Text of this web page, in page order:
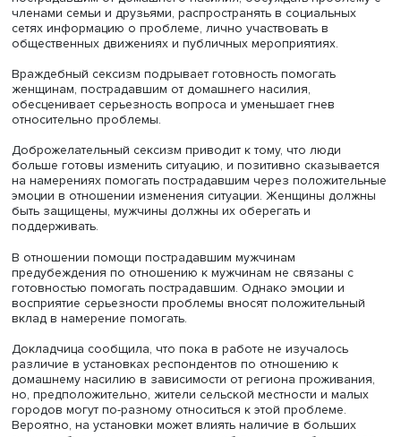
Фото: iStock
Традиционно мужчина рассматривается как добытчик и
защитник семьи, его агрессия в определенных рамках
считаться допустимой. Напротив, сообщения о том, что
стороны женщины), могут восприниматься негативно,
это нарушает традиционные представления о мужчинах.
При этом исследования показывают: и враждебный, и
напрямую связан с установками по отношению к
может подрывать готовность помогать пострадавшим.
Авторы провели серию исследований с привлечением
совершеннолетних респондентов из разных регионов